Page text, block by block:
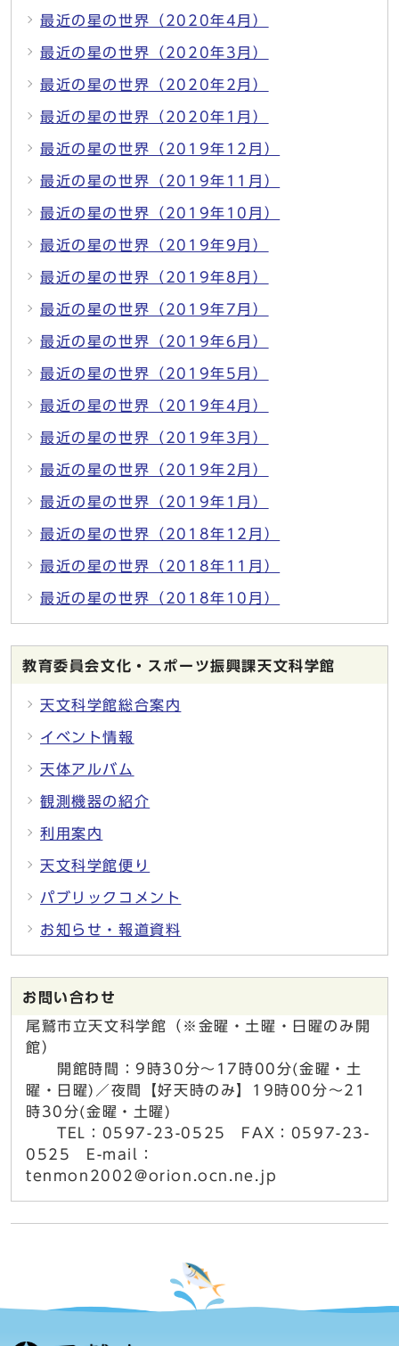
最近の星の世界（2020年4月）
最近の星の世界（2020年3月）
最近の星の世界（2020年2月）
最近の星の世界（2020年1月）
最近の星の世界（2019年12月）
最近の星の世界（2019年11月）
最近の星の世界（2019年10月）
最近の星の世界（2019年9月）
最近の星の世界（2019年8月）
最近の星の世界（2019年7月）
最近の星の世界（2019年6月）
最近の星の世界（2019年5月）
最近の星の世界（2019年4月）
最近の星の世界（2019年3月）
最近の星の世界（2019年2月）
最近の星の世界（2019年1月）
最近の星の世界（2018年12月）
最近の星の世界（2018年11月）
最近の星の世界（2018年10月）
教育委員会文化・スポーツ振興課天文科学館
天文科学館総合案内
イベント情報
天体アルバム
観測機器の紹介
利用案内
天文科学館便り
パブリックコメント
お知らせ・報道資料
お問い合わせ
尾鷲市立天文科学館（※金曜・土曜・日曜のみ開
館）
開館時間：9時30分～17時00分(金曜・土
曜・日曜)／夜間【好天時のみ】19時00分～21
時30分(金曜・土曜)
TEL：0597-23-0525 FAX：0597-23-
0525 E-mail：
tenmon2002@orion.ocn.ne.jp